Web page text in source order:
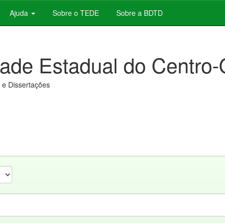
Ajuda Sobre o TEDE Sobre a BDTD
Estadual do Centro-
Dissertações